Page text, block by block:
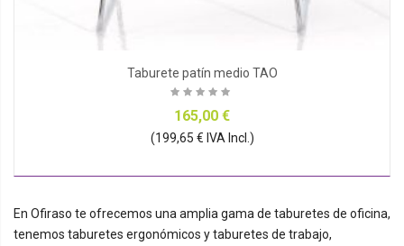
Taburete patín medio TAO
165,00 €
(199,65 € IVA Incl.)
En Ofiraso te ofrecemos una amplia gama de taburetes de oficina,
tenemos taburetes ergonómicos y taburetes de trabajo,